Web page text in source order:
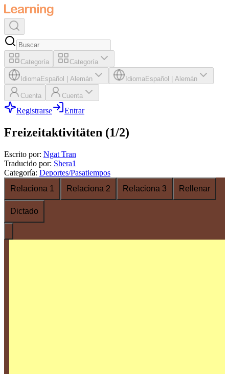
Categoría Categoría
IdiomaEspañol Alemán IdiomaEspañol Alemán
Cuenta Cuenta
Registrarse Entrar
Freizeitaktivitäten (1/2)
Escrito por: Ngat Tran
Traducido por: Shera1
Categoría: Deportes/Pasatiempos
Relaciona 1
Relaciona 2 Relaciona 3 Rellenar
Dictado